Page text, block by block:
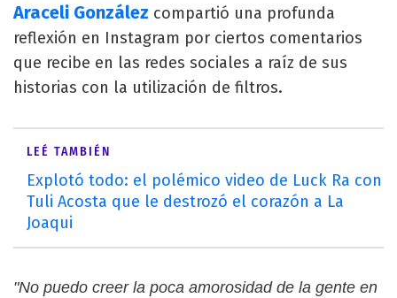
Araceli González compartió una profunda
reflexión en Instagram por ciertos comentarios
que recibe en las redes sociales a raíz de sus
historias con la utilización de filtros.
LEÉ TAMBIÉN
Explotó todo: el polémico video de Luck Ra con
Tuli Acosta que le destrozó el corazón a La
Joaqui
"No puedo creer la poca amorosidad de la gente en